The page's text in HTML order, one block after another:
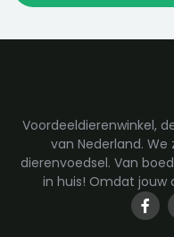
Voordeeldierenwinkel,
van Nederland. We
dierenvoedsel. Van
in huis! Omdat jouw
F
a
c